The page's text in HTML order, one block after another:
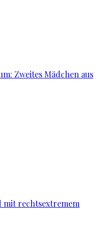
Zweites Mädchen aus
mit rechtsextremem